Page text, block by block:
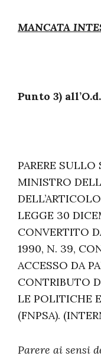
MANCATA
Punto 3)
PARERE
MINISTRO
LEGGE 30
CONVERTITO
1990, N. 39,
ACCESSO DA
CONTRIBUTO
LE POLITICHE
(FNPSA).
Parere ai sensi